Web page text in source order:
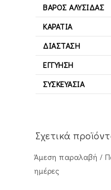
ΒΆΡΟΣ ΑΛΥΣΊΔΑΣ
ΚΑΡΆΤΙΑ
ΔΙΆΣΤΑΣΗ
ΕΓΓΎΗΣΗ
ΣΥΣΚΕΥΑΣΊΑ
Σχετικά
Άμεση παραλαβή /
ημέρες